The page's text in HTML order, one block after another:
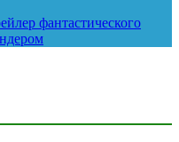
фантастического